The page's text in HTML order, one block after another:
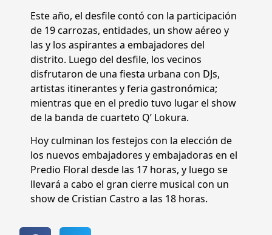
Este año, el desfile contó con la participación
de 19 carrozas, entidades, un show aéreo y
las y los aspirantes a embajadores del
distrito. Luego del desfile, los vecinos
disfrutaron de una fiesta urbana con DJs,
artistas itinerantes y feria gastronómica;
mientras que en el predio tuvo lugar el show
de la banda de cuarteto Q’ Lokura.
Hoy culminan los festejos con la elección de
los nuevos embajadores y embajadoras en el
Predio Floral desde las 17 horas, y luego se
llevará a cabo el gran cierre musical con un
show de Cristian Castro a las 18 horas.